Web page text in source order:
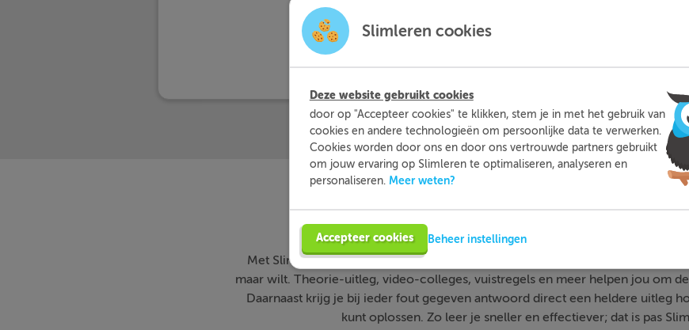
Wat is
Met Slimleren oefen je online voor de vakken waar je nog wat moeite mee
maar wilt. Theorie-uitleg, video-colleges, vuistregels en meer helpen jou om
Daarnaast krijg je bij ieder fout gegeven antwoord direct een heldere uitleg
kunt oplossen. Zo leer je sneller en effectiever; dat is pas
Slimleren cookies
Deze website gebruikt cookies
door op "Accepteer cookies" te klikken, stem je in met het gebruik van
cookies en andere technologieën om persoonlijke data te verwerken.
Cookies worden door ons en door ons vertrouwde partners gebruikt
om jouw ervaring op Slimleren te optimaliseren, analyseren en
personaliseren. Meer weten?
Accepteer cookies Beheer instellingen